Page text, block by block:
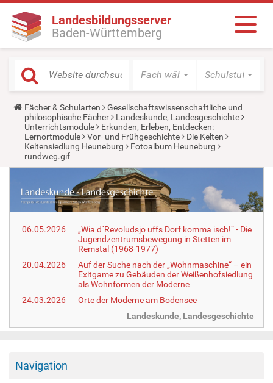
Landesbildungsserver
Baden-Württemberg
Fach wählen Schulstufe
Y
o
u
a
r
e
h
e
:
Fächer & Schularten
Gesellschaftswissenschaftliche und
philosophische Fächer
Landeskunde, Landesgeschichte
Unterrichtsmodule
Erkunden, Erleben, Entdecken:
Lernortmodule
Vor- und Frühgeschichte
Die Kelten
Keltensiedlung Heuneburg
Fotoalbum Heuneburg
rundweg.gif
06.05.2026
„Wia d´Revoludsjo uffs Dorf komma isch!“ - Die
Jugendzentrumsbewegung in Stetten im
Remstal (1968-1977)
20.04.2026
Auf der Suche nach der „Wohnmaschine“ – ein
Exitgame zu Gebäuden der Weißenhofsiedlung
als Wohnformen der Moderne
24.03.2026
Orte der Moderne am Bodensee
Landeskunde, Landesgeschichte
Navigation